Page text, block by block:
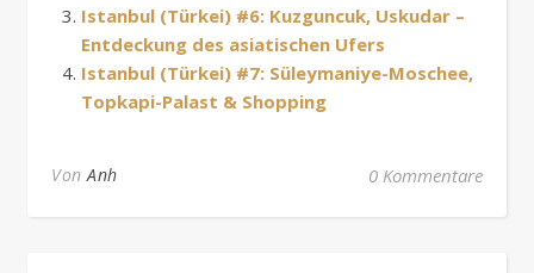
Istanbul (Türkei) #6: Kuzguncuk, Uskudar –
Entdeckung des asiatischen Ufers
Istanbul (Türkei) #7: Süleymaniye-Moschee,
Topkapi-Palast & Shopping
VonAnh 0 Kommentare